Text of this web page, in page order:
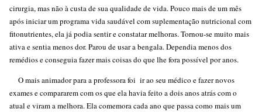
cirurgia, mas não à custa de sua qualidade de vida. Pouco mais de um mês
após iniciar um programa vida saudável com suplementação nutricional com
fitonutrientes, ela já podia sentir e constatar melhoras. Tornou-se muito mais
ativa e sentia menos dor. Parou de usar a bengala. Dependia menos dos
remédios e conseguia fazer mais coisas do que lhe fora possível por anos.
O mais animador para a professora foi ir ao seu médico e fazer novos
exames e compararem com os que ela havia feito a dois anos atrás com o
atual e viram a melhora. Ela comemora cada ano que passa como mais um